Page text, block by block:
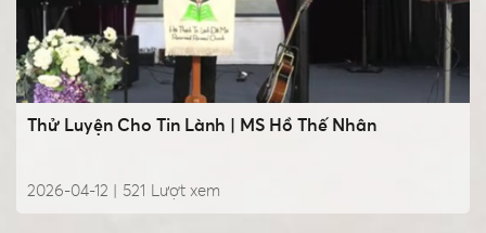
Thử Luyện Cho Tin Lành | MS Hồ Thế Nhân
2026-04-12 | Lượt xem
521